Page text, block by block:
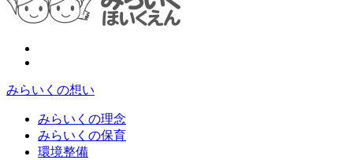
みらいくの想い
みらいくの理念
みらいくの保育
環境整備